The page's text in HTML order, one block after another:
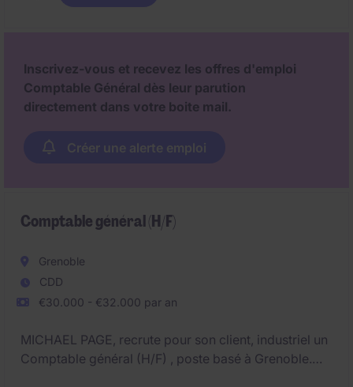
Inscrivez-vous et recevez les offres d'emploi
Comptable Général dès leur parution
directement dans votre boite mail.
Créer une alerte emploi
Comptable général (H/F)
Grenoble
CDD
€30.000 - €32.000 par an
MICHAEL PAGE, recrute pour son client, industriel un
Comptable général (H/F) , poste basé à Grenoble.